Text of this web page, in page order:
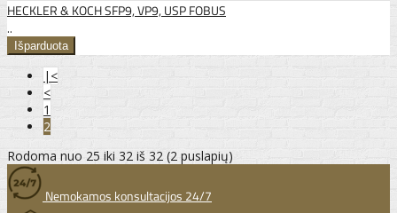
HECKLER & KOCH SFP9, VP9, USP FOBUS
..
|<
<
1
2
Rodoma nuo 25 iki 32 iš 32 (2 puslapių)
Nemokamos konsultacijos 24/7